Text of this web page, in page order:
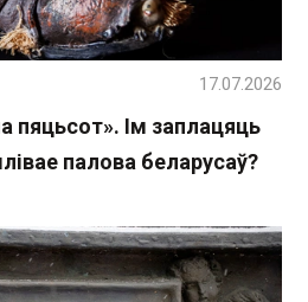
пяцьсот». Ім заплацяць
палова беларусаў?
17.07.2026